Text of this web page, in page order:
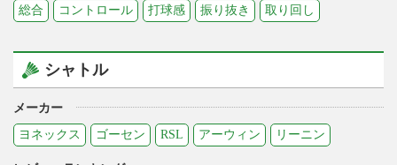
総合
コントロール 打球感 振り抜き 取り回し
シャトル
メーカー
ヨネックス
ゴーセン RSL アーウィン リーニン